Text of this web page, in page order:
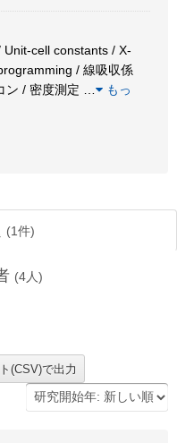
cell constants / X-
/ 線吸収係
ン / 密度測定
もっ
(1件)
(4人)